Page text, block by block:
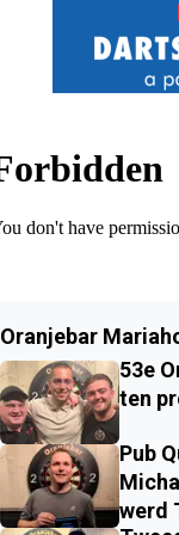
Oranjebar
53e
ten
Pub
werd